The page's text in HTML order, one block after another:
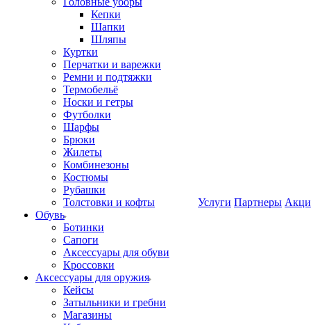
Кепки
Шапки
Шляпы
Куртки
Перчатки и варежки
Ремни и подтяжки
Термобельё
Носки и гетры
Футболки
Шарфы
Брюки
Жилеты
Комбинезоны
Костюмы
Рубашки
Толстовки и кофты
Обувь
Ботинки
Сапоги
Аксессуары для обуви
Кроссовки
Аксессуары для оружия
Кейсы
Затыльники и гребни
Магазины
Услуги Партнеры